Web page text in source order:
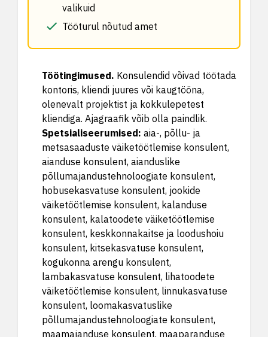
valikuid
Tööturul nõutud amet
Töötingimused. Konsulendid võivad töötada
kontoris, kliendi juures või kaugtööna,
olenevalt projektist ja kokkulepetest
kliendiga. Ajagraafik võib olla paindlik.
Spetsialiseerumised: aia-, põllu- ja
metsasaaduste väiketöötlemise konsulent,
aianduse konsulent, aianduslike
põllumajandustehnoloogiate konsulent,
hobusekasvatuse konsulent, jookide
väiketöötlemise konsulent, kalanduse
konsulent, kalatoodete väiketöötlemise
konsulent, keskkonnakaitse ja loodushoiu
konsulent, kitsekasvatuse konsulent,
kogukonna arengu konsulent,
lambakasvatuse konsulent, lihatoodete
väiketöötlemise konsulent, linnukasvatuse
konsulent, loomakasvatuslike
põllumajandustehnoloogiate konsulent,
maamajanduse konsulent, maaparanduse